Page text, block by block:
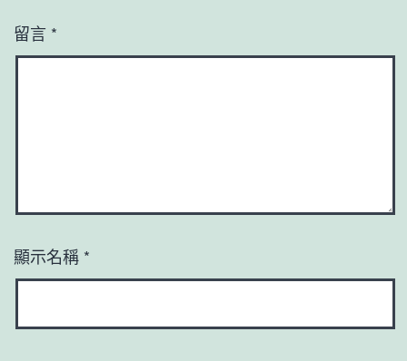
留言 *
顯示名稱 *